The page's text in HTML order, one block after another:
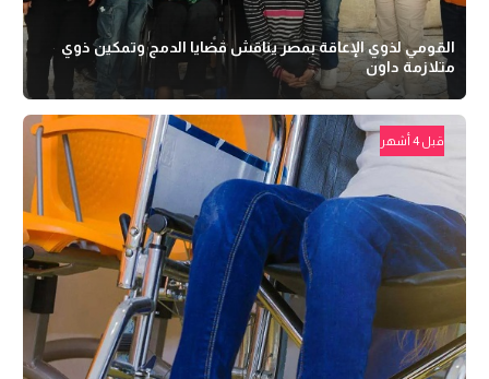
القومي لذوي الإعاقة بمصر يناقش قضايا الدمج وتمكين ذوي
متلازمة داون
قبل 4 أشهر